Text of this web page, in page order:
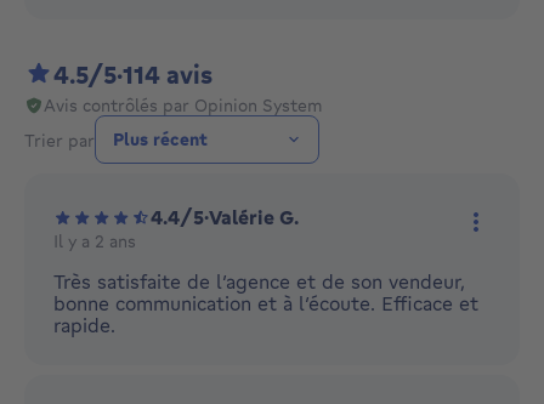
4.5/5·114 avis
Avis contrôlés par Opinion System
Trier par
4.4/5·Valérie G.
Il y a 2 ans
Très satisfaite de l’agence et de son vendeur,
bonne communication et à l’écoute. Efficace et
rapide.